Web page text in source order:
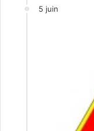
5 juin